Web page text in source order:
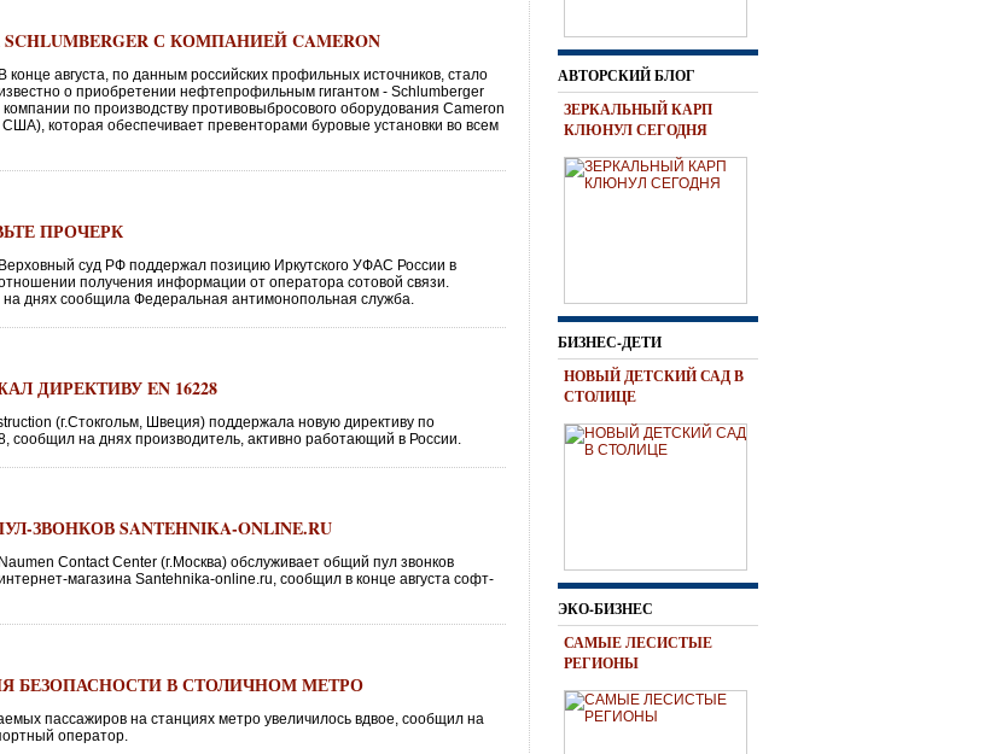
С КОМПАНИЕЙ CAMERON
В конце августа, по данным российских профильных источников, cтало
о приобретении нефтепрофильным гигантом - Schlumberger
по производству противовыбросового оборудования Cameron
США), которая обеспечивает превенторами буровые установки во всем
ПРОЧЕРК
Верховный суд РФ поддержал позицию Иркутского УФАС России в
получения информации от оператора сотовой связи.
на днях сообщила Федеральная антимонопольная служба.
ДИРЕКТИВУ EN 16228
(г.Стокгольм, Швеция) поддержала новую директиву по
сообщил на днях производитель, активно работающий в России.
ЗВОНКОВ SANTEHNIKA-ONLINE.RU
Naumen Contact Center (г.Москва) обслуживает общий пул звонков
магазина Santehnika-online.ru, сообщил в конце августа софт-
БЕЗОПАСНОСТИ В СТОЛИЧНОМ МЕТРО
пассажиров на станциях метро увеличилось вдвое, сообщил на
оператор.
АВТОРСКИЙ БЛОГ
ЗЕРКАЛЬНЫЙ КАРП
КЛЮНУЛ СЕГОДНЯ
БИЗНЕС-ДЕТИ
НОВЫЙ ДЕТСКИЙ САД В
СТОЛИЦЕ
ЭКО-БИЗНЕС
САМЫЕ ЛЕСИСТЫЕ
РЕГИОНЫ